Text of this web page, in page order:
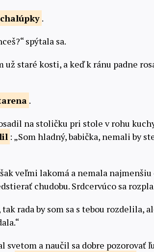
chalúpky .
spýtala sa.
už staré kosti, a keď k ránu padne
.
na stoličku pri stole v rohu
: „Som hladný, babička, nemali by
veľmi lakomá a nemala
chudobu. Srdcervúco sa
rada by som sa s tebou rozdelila,
svetom a naučil sa dobre pozorovať